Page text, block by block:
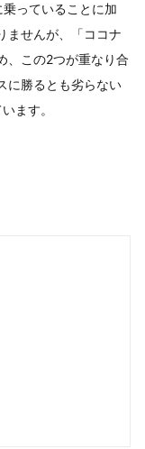
乗っていることに加
ませんが、「ココナ
、この2つが重なり合
に勝るとも劣らない
ます。